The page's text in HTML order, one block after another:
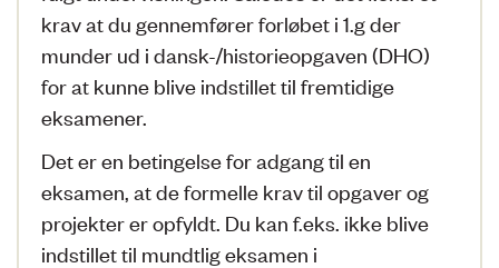
krav at du gennemfører forløbet i 1.g der
munder ud i dansk-/historieopgaven (DHO)
for at kunne blive indstillet til fremtidige
eksamener.
Det er en betingelse for adgang til en
eksamen, at de formelle krav til opgaver og
projekter er opfyldt. Du kan f.eks. ikke blive
indstillet til mundtlig eksamen i